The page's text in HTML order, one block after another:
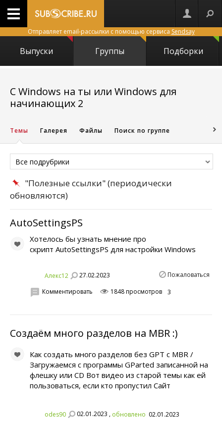
Отправляет email-рассылки с помощью сервиса Sendsay
Выпуски Группы Подборки
С Windows на ты или Windows для
начинающих 2
Темы Галерея Файлы Поиск по группе
Все подрубрики
"Полезные ссылки" (периодически
обновляются)
AutoSettingsPS
Хотелось бы узнать мнение про
скрипт AutoSettingsPS для настройки Windows
Алекс12 27.02.2023 Пожаловаться
Комментировать 1848 просмотров 3
Создаём много разделов на MBR :)
Как создать много разделов без GPT с MBR /
Загружаемся с программы GParted записанной на
флешку или CD Вот видео из старой темы как ей
пользоваться, если кто пропустил Сайт
odes90 02.01.2023 , обновлено 02.01.2023